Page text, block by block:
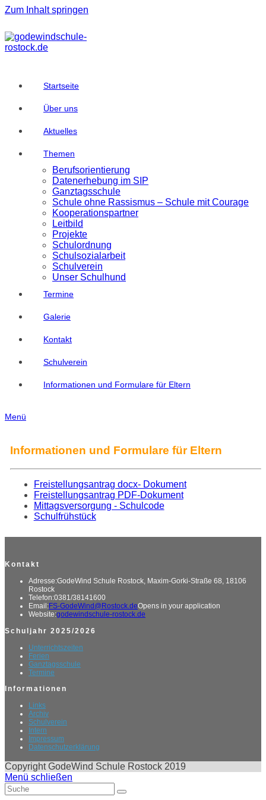
Zum Inhalt springen
Startseite
Über uns
Aktuelles
Themen
Berufsorientierung
Datenerhebung im SIP
Ganztagsschule
Schule ohne Rassismus – Schule mit Courage
Kooperationspartner
Leitbild
Projekte
Schulordnung
Schulsozialarbeit
Schulverein
Unser Schulhund
Termine
Galerie
Kontakt
Schulverein
Informationen und Formulare für Eltern
Menü
Informationen und Formulare für Eltern
Freistellungsantrag docx- Dokument
Freistellungsantrag PDF-Dokument
Mittagsversorgung - Schulcode
Schulfrühstück
Kontakt
Adresse:GodeWind Schule Rostock, Maxim-Gorki-Straße 68, 18106
Rostock
Telefon:0381/38141600
Email:FS-GodeWind@Rostock.deOpens in your application
Website:godewindschule-rostock.de
Schuljahr 2025/2026
Unterrichtszeiten
Ferien
Ganztagsschule
Termine
Informationen
Links
Archiv
Schulverein
Intern
Impressum
Datenschutzerklärung
Copyright GodeWind Schule Rostock 2019
Menü schließen